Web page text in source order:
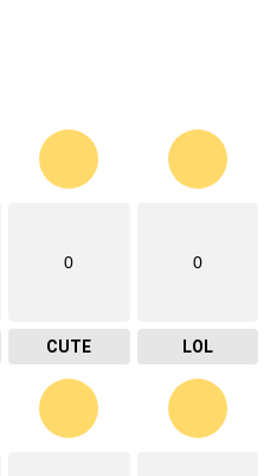
0
CUTE
0
LOL